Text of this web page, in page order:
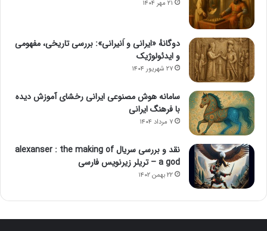
۲۱ مهر ۱۴۰۴
دوگانهٔ «ایرانی و اَنیرانی»: بررسی تاریخی، مفهومی
و ایدئولوژیک
۲۷ شهریور ۱۴۰۴
سامانه هوش مصنوعی ایرانی رخشای آموزش دیده
با فرهنگ ایرانی
۷ مرداد ۱۴۰۴
نقد و بررسی سریال alexanser : the making of
a god – تریلر زیرنویس فارسی
۲۲ بهمن ۱۴۰۲